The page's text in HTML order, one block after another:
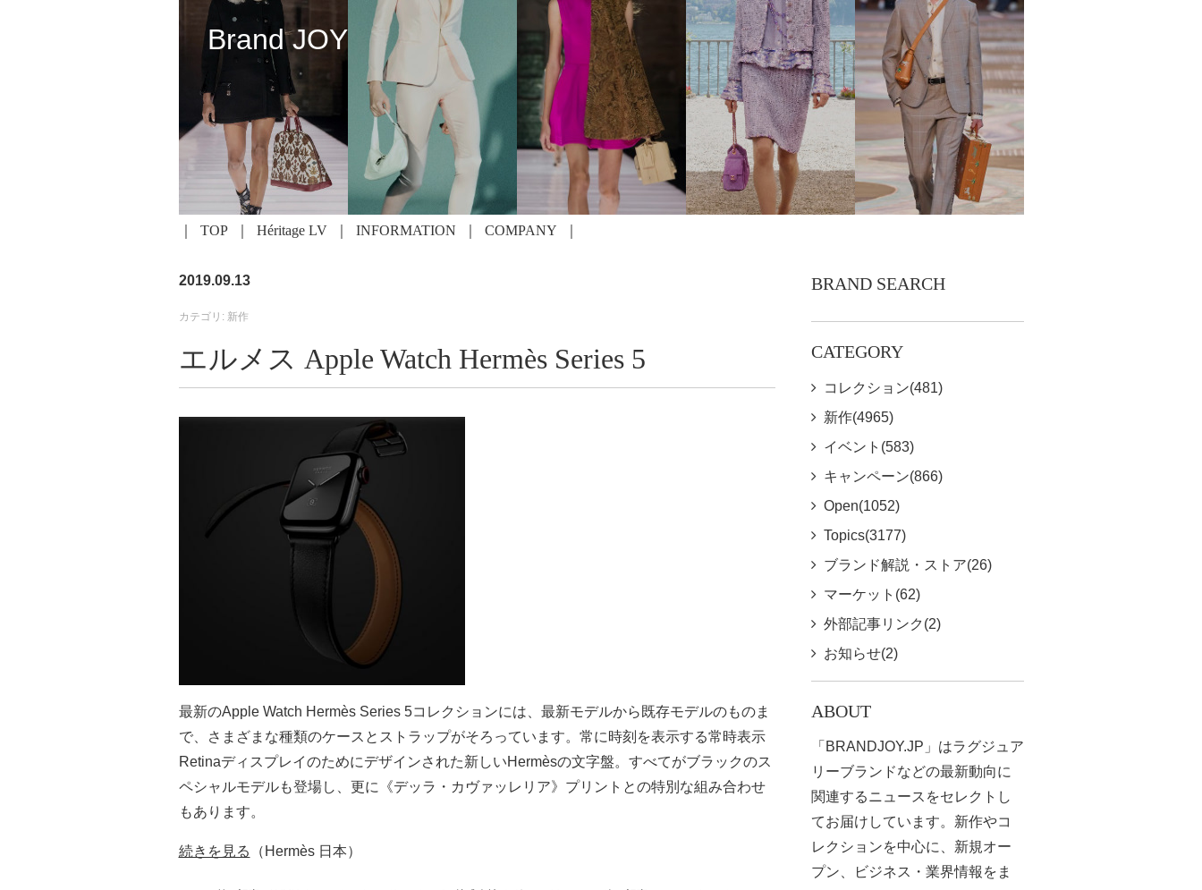
Brand JOY
TOP Héritage LV INFORMATION COMPANY
2019.09.13
カテゴリ: 新作
エルメス Apple Watch Hermès Series 5
最新のApple Watch Hermès Series 5コレクションには、最新モデルから既存モデルのものま
で、さまざまな種類のケースとストラップがそろっています。常に時刻を表示する常時表示
Retinaディスプレイのためにデザインされた新しいHermèsの文字盤。すべてがブラックのス
ペシャルモデルも登場し、更に《デッラ・カヴァッレリア》プリントとの特別な組み合わせ
もあります。
続きを見る （Hermès 日本）
BRAND SEARCH
CATEGORY
コレクション(481)
新作(4965)
イベント(583)
キャンペーン(866)
Open(1052)
Topics(3177)
ブランド解説・ストア(26)
マーケット(62)
外部記事リンク(2)
お知らせ(2)
ABOUT
「BRANDJOY.JP」はラグジュア
リーブランドなどの最新動向に
関連するニュースをセレクトし
てお届けしています。新作やコ
レクションを中心に、新規オー
プン、ビジネス・業界情報をま